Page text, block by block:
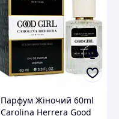
Парфум Жіночий 60ml
Carolina Herrera Good